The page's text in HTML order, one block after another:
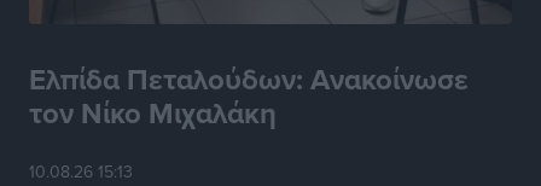
γεωπολιτικές αναταράξεις
Σε κόκκινο συναγερμό επτά Περιφέρειες – Οι οδηγίες
Πυρκαγιάς
Ελπίδα Πεταλούδων: Ανακοίνωσε
τον Νίκο Μιχαλάκη
10.08.26 15:13